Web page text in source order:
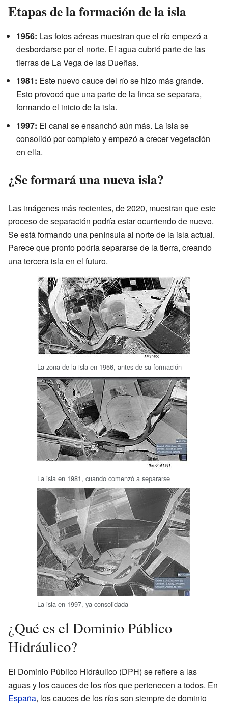
Etapas de la formación de la isla
1956: Las fotos aéreas muestran que el río empezó a
desbordarse por el norte. El agua cubrió parte de las
tierras de La Vega de las Dueñas.
1981: Este nuevo cauce del río se hizo más grande.
Esto provocó que una parte de la finca se separara,
formando el inicio de la isla.
1997: El canal se ensanchó aún más. La isla se
consolidó por completo y empezó a crecer vegetación
en ella.
¿Se formará una nueva isla?
Las imágenes más recientes, de 2020, muestran que este
proceso de separación podría estar ocurriendo de nuevo.
Se está formando una península al norte de la isla actual.
Parece que pronto podría separarse de la tierra, creando
una tercera isla en el futuro.
La zona de la isla en 1956, antes de su formación
La isla en 1981, cuando comenzó a separarse
La isla en 1997, ya consolidada
¿Qué es el Dominio Público
Hidráulico?
El Dominio Público Hidráulico (DPH) se refiere a las
aguas y los cauces de los ríos que pertenecen a todos. En
España, los cauces de los ríos son siempre de dominio